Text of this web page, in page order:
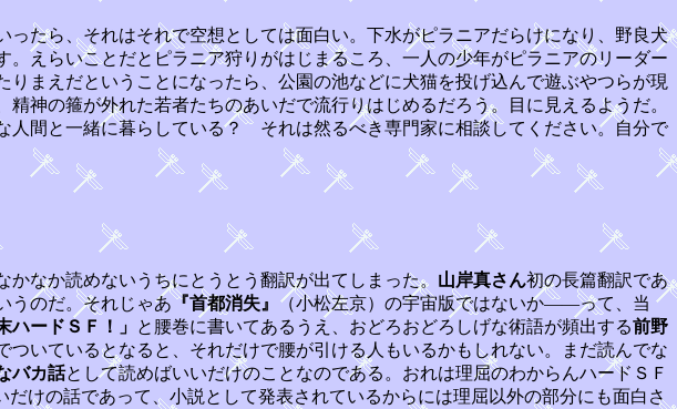
たら、それはそれで空想としては面白い。下水がピラニアだらけになり、野良犬
えらいことだとピラニア狩りがはじまるころ、一人の少年がピラニアのリーダー
まえだということになったら、公園の池などに犬猫を投げ込んで遊ぶやつらが現
神の箍が外れた若者たちのあいだで流行りはじめるだろう。目に見えるようだ。
間と一緒に暮らしている？ それは然るべき専門家に相談してください。自分で
なか読めないうちにとうとう翻訳が出てしまった。 山岸真さん初の長篇翻訳であ
うのだ。それじゃあ『首都消失』
（小松左京）の宇宙版ではないか――って、当
ハードＳＦ！」 と腰巻に書いてあるうえ、おどろおどろしげな術語が頻出する前野
いているとなると、それだけで腰が引ける人もいるかもしれない。まだ読んでな
バカ話として読めばいいだけのことなのである。おれは理屈のわからんハードＳＦ
けの話であって、小説として発表されているからには理屈以外の部分にも面白さ